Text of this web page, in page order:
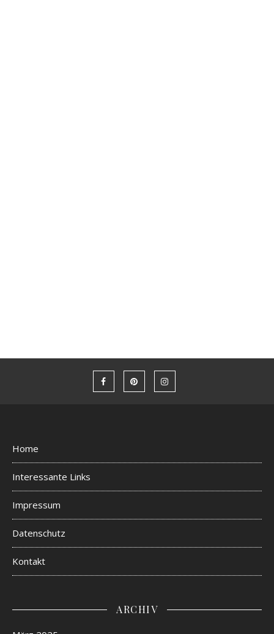
Home
Interessante Links
Impressum
Datenschutz
Kontakt
ARCHIV